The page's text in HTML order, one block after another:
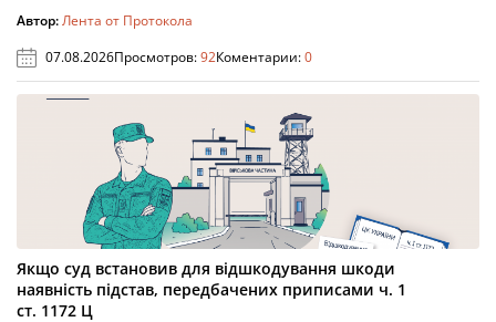
Автор:Лента от Протокола
07.08.2026Просмотров:92Коментарии:0
Якщо суд встановив для відшкодування шкоди
наявність підстав, передбачених приписами ч. 1
ст. 1172 Ц